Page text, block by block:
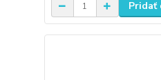
Pridať